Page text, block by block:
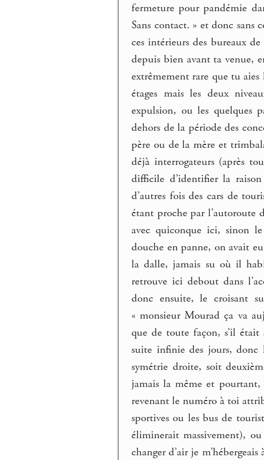
fermeture pour pandémie
Sans contact. » et donc sans
ces intérieurs des bureaux
depuis bien avant ta venue,
extrêmement rare que tu
étages mais les deux
expulsion, ou les quelques
dehors de la période des
père ou de la mère et
déjà interrogateurs (après
difficile d’identifier la
d’autres fois des cars de
étant proche par l’autoroute
avec quiconque ici, sinon
douche en panne, on avait
la dalle, jamais su où il
retrouve ici debout dans
donc ensuite, le croisant
« monsieur Mourad ça va
que de toute façon, s’il
suite infinie des jours, donc
symétrie droite, soit
jamais la même et
revenant le numéro à toi
sportives ou les bus de
éliminerait massivement),
changer d’air je